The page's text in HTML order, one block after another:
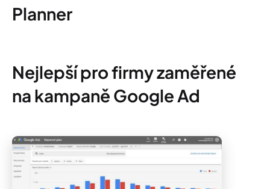
Planner
Nejlepší pro firmy zaměřené
na kampaně Google Ad